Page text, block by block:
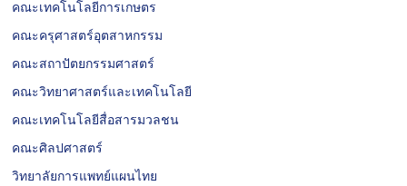
คณะเทคโนโลยีการเกษตร
คณะครุศาสตร์อุตสาหกรรม
คณะสถาปัตยกรรมศาสตร์
คณะวิทยาศาสตร์และเทคโนโลยี
คณะเทคโนโลยีสื่อสารมวลชน
คณะศิลปศาสตร์
วิทยาลัยการแพทย์แผนไทย